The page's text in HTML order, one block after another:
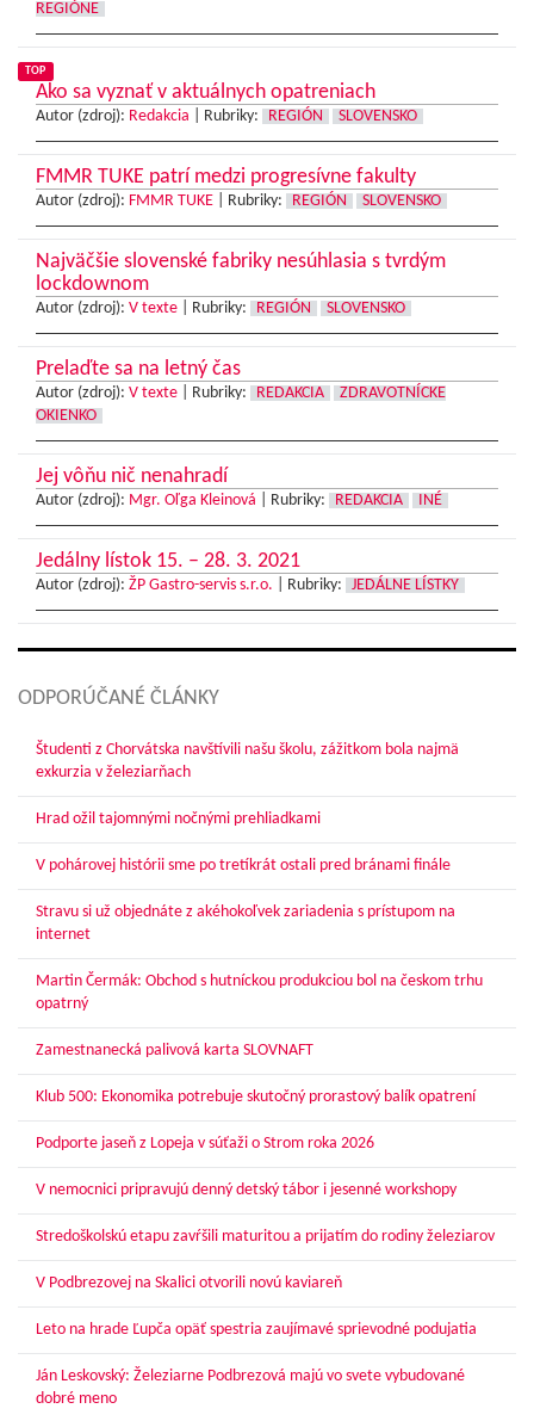
REGIÓNE
TOP
Ako sa vyznať v aktuálnych opatreniach
Autor (zdroj): Redakcia Rubriky: REGIÓN SLOVENSKO
FMMR TUKE patrí medzi progresívne fakulty
Autor (zdroj): FMMR TUKE Rubriky: REGIÓN SLOVENSKO
Najväčšie slovenské fabriky nesúhlasia s tvrdým
lockdownom
Autor (zdroj): V texte Rubriky: REGIÓN SLOVENSKO
Prelaďte sa na letný čas
Autor (zdroj): V texte Rubriky: REDAKCIA
ZDRAVOTNÍCKE
OKIENKO
Jej vôňu nič nenahradí
Autor (zdroj): Mgr. Oľga Kleinová Rubriky: REDAKCIA INÉ
Jedálny lístok 15. – 28. 3. 2021
Autor (zdroj): ŽP Gastro-servis s.r.o. Rubriky: JEDÁLNE LÍSTKY
ODPORÚČANÉ ČLÁNKY
Študenti z Chorvátska navštívili našu školu, zážitkom bola najmä
exkurzia v železiarňach
Hrad ožil tajomnými nočnými prehliadkami
V pohárovej histórii sme po tretíkrát ostali pred bránami finále
Stravu si už objednáte z akéhokoľvek zariadenia s prístupom na
internet
Martin Čermák: Obchod s hutníckou produkciou bol na českom trhu
opatrný
Zamestnanecká palivová karta SLOVNAFT
Klub 500: Ekonomika potrebuje skutočný prorastový balík opatrení
Podporte jaseň z Lopeja v súťaži o Strom roka 2026
V nemocnici pripravujú denný detský tábor i jesenné workshopy
Stredoškolskú etapu zavŕšili maturitou a prijatím do rodiny železiarov
V Podbrezovej na Skalici otvorili novú kaviareň
Leto na hrade Ľupča opäť spestria zaujímavé sprievodné podujatia
Ján Leskovský: Železiarne Podbrezová majú vo svete vybudované
dobré meno